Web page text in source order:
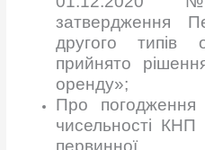
затвердження
другого типів
прийнято
оренду»;
Про погодження
чисельності КНП
первинної